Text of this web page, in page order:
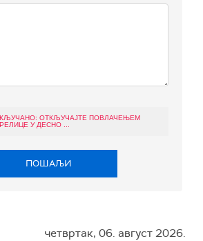
ОТКЉУЧАЈТЕ ПОВЛАЧЕЊЕМ
У ДЕСНО ...
ПОШАЉИ
четвртак, 06. август 2026.